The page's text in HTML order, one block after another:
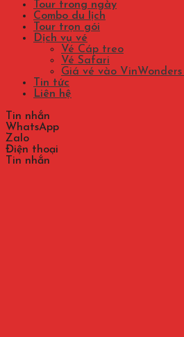
Tour trong ngày
Combo du lịch
Tour trọn gói
Dịch vụ vé
Vé Cáp treo
Vé Safari
Giá vé vào
Tin tức
Liên hệ
Tin nhắn
WhatsApp
Zalo
Điện thoại
Tin nhắn